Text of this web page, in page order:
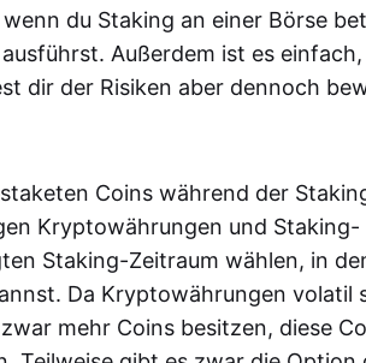
du Staking an einer Börse
Außerdem ist es einfach,
dir der Risiken aber dennoch
Coins während der
Kryptowährungen und Staking-
Staking-Zeitraum wählen, in
Da Kryptowährungen volatil
mehr Coins besitzen, diese